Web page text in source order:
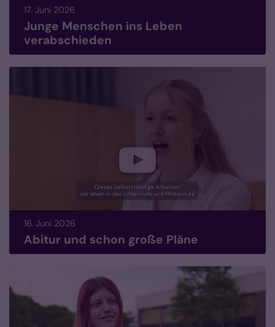
17. Juni 2026
Junge Menschen ins Leben
verabschieden
16. Juni 2026
Abitur und schon große Pläne